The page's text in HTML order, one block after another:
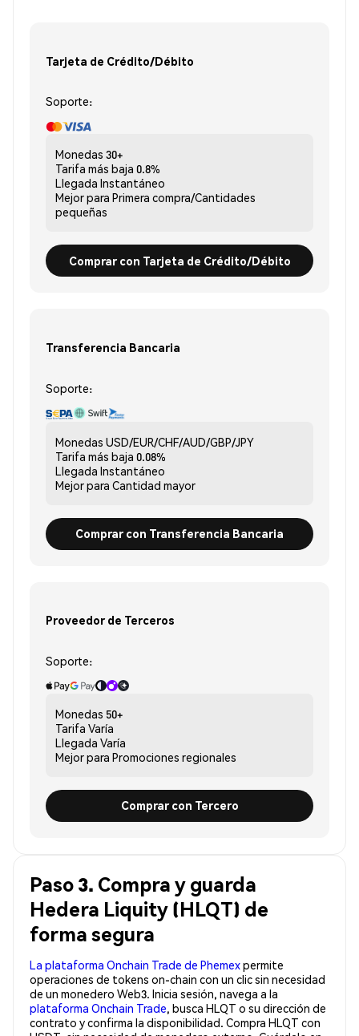
Tarjeta de Crédito/Débito
Soporte:
Monedas 30+
Tarifa más baja 0.8%
Llegada Instantáneo
Mejor para Primera compra/Cantidades
pequeñas
Comprar con Tarjeta de Crédito/Débito
Transferencia Bancaria
Soporte:
Monedas USD/EUR/CHF/AUD/GBP/JPY
Tarifa más baja 0.08%
Llegada Instantáneo
Mejor para Cantidad mayor
Comprar con Transferencia Bancaria
Proveedor de Terceros
Soporte:
Monedas 50+
Tarifa Varía
Llegada Varía
Mejor para Promociones regionales
Comprar con Tercero
Paso 3. Compra y guarda
Hedera Liquity (HLQT) de
forma segura
La plataforma Onchain Trade de Phemexpermite
operaciones de tokens on-chain con un clic sin necesidad
de un monedero Web3. Inicia sesión, navega a la
plataforma Onchain Trade, busca HLQT o su dirección de
contrato y confirma la disponibilidad. Compra HLQT con